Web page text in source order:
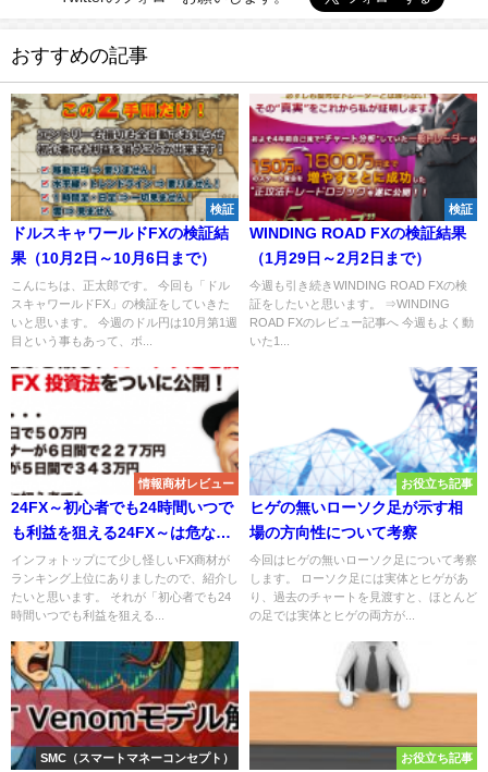
おすすめの記事
検証
ドルスキャワールドFXの検証結
果（10月2日～10月6日まで）
こんにちは、正太郎です。 今回も「ドル
スキャワールドFX」の検証をしていきた
いと思います。 今週のドル円は10月第1週
目という事もあって、ボ...
検証
WINDING ROAD FXの検証結果
（1月29日～2月2日まで）
今週も引き続きWINDING ROAD FXの検
証をしたいと思います。 ⇒WINDING
ROAD FXのレビュー記事へ 今週もよく動
いた1...
情報商材レビュー
24FX～初心者でも24時間いつで
も利益を狙える24FX～は危なそ
うな商材だ
インフォトップにて少し怪しいFX商材が
ランキング上位にありましたので、紹介し
たいと思います。 それが「初心者でも24
時間いつでも利益を狙える...
お役立ち記事
ヒゲの無いローソク足が示す相
場の方向性について考察
今回はヒゲの無いローソク足について考察
します。 ローソク足には実体とヒゲがあ
り、過去のチャートを見渡すと、ほとんど
の足では実体とヒゲの両方が...
SMC（スマートマネーコンセプト） お役立ち記事